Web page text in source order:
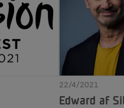
22/4/2021
Edward af